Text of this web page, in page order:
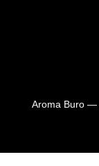
Aroma Buro —